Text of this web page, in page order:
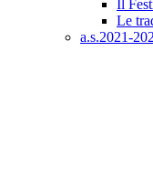
Il
Le
a.s.2021-